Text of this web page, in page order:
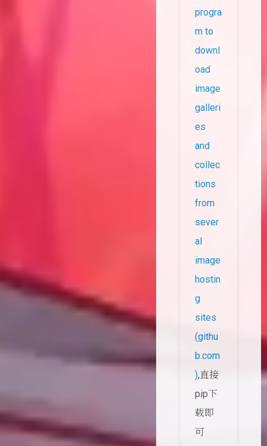
progra
m to
downl
oad
image
galleri
es
and
collec
tions
from
sever
al
image
hostin
g
sites
(githu
b.com
),直接
pip下
载即
可